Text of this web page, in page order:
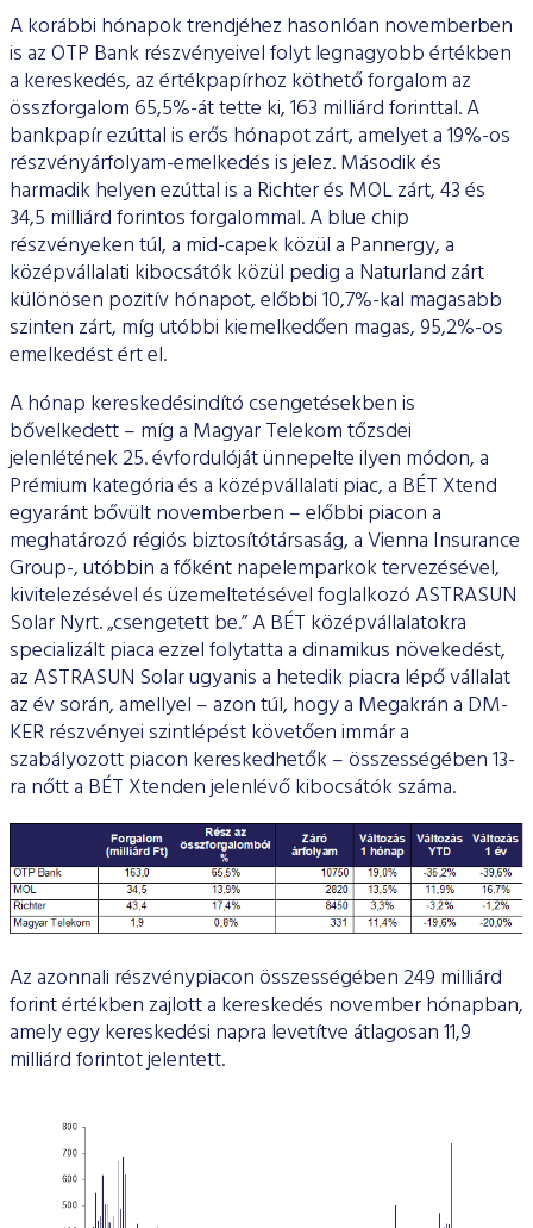
A korábbi hónapok trendjéhez hasonlóan novemberben
is az OTP Bank részvényeivel folyt legnagyobb értékben
a kereskedés, az értékpapírhoz köthető forgalom az
összforgalom 65,5%-át tette ki, 163 milliárd forinttal. A
bankpapír ezúttal is erős hónapot zárt, amelyet a 19%-os
részvényárfolyam-emelkedés is jelez. Második és
harmadik helyen ezúttal is a Richter és MOL zárt, 43 és
34,5 milliárd forintos forgalommal. A blue chip
részvényeken túl, a mid-capek közül a Pannergy, a
középvállalati kibocsátók közül pedig a Naturland zárt
különösen pozitív hónapot, előbbi 10,7%-kal magasabb
szinten zárt, míg utóbbi kiemelkedően magas, 95,2%-os
emelkedést ért el.
A hónap kereskedésindító csengetésekben is
bővelkedett – míg a Magyar Telekom tőzsdei
jelenlétének 25. évfordulóját ünnepelte ilyen módon, a
Prémium kategória és a középvállalati piac, a BÉT Xtend
egyaránt bővült novemberben – előbbi piacon a
meghatározó régiós biztosítótársaság, a Vienna Insurance
Group-, utóbbin a főként napelemparkok tervezésével,
kivitelezésével és üzemeltetésével foglalkozó ASTRASUN
Solar Nyrt. „csengetett be.” A BÉT középvállalatokra
specializált piaca ezzel folytatta a dinamikus növekedést,
az ASTRASUN Solar ugyanis a hetedik piacra lépő vállalat
az év során, amellyel – azon túl, hogy a Megakrán a DM-
KER részvényei szintlépést követően immár a
szabályozott piacon kereskedhetők – összességében 13-
ra nőtt a BÉT Xtenden jelenlévő kibocsátók száma.
Az azonnali részvénypiacon összességében 249 milliárd
forint értékben zajlott a kereskedés november hónapban,
amely egy kereskedési napra levetítve átlagosan 11,9
milliárd forintot jelentett.